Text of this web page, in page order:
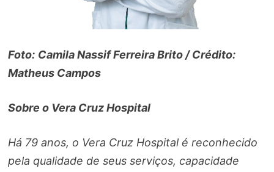
Foto: Camila Nassif Ferreira Brito/ Crédito:
Matheus Campos
Sobre o Vera Cruz Hospital
Há 79 anos, o Vera Cruz Hospital é reconhecido
pela qualidade de seus serviços, capacidade